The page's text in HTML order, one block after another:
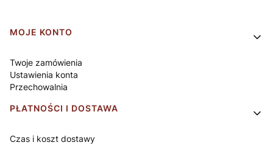
Linki w stopce
MOJE KONTO
Twoje zamówienia
Ustawienia konta
Przechowalnia
PŁATNOŚCI I DOSTAWA
Czas i koszt dostawy